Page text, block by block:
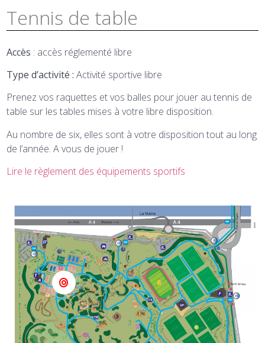
Tennis de table
Accès : accès réglementé libre
Type d’activité : Activité sportive libre
Prenez vos raquettes et vos balles pour jouer au tennis de
table sur les tables mises à votre libre disposition.
Au nombre de six, elles sont à votre disposition tout au long
de l’année. A vous de jouer !
Lire le règlement des équipements sportifs